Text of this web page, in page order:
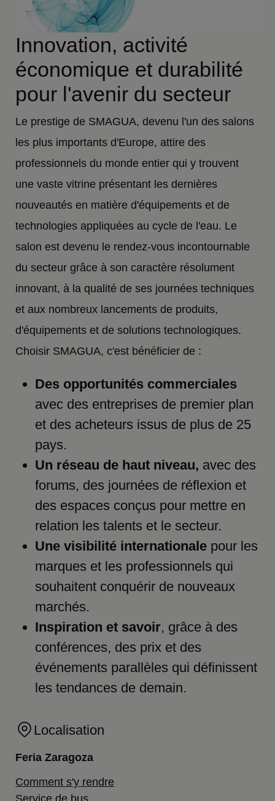
Innovation, activité
économique et durabilité
pour l'avenir du secteur
Le prestige de SMAGUA, devenu l'un des salons
les plus importants d'Europe, attire des
professionnels du monde entier qui y trouvent
une vaste vitrine présentant les dernières
nouveautés en matière d'équipements et de
technologies appliquées au cycle de l'eau. Le
salon est devenu le rendez-vous incontournable
du secteur grâce à son caractère résolument
innovant, à la qualité de ses journées techniques
et aux nombreux lancements de produits,
d'équipements et de solutions technologiques.
Choisir SMAGUA, c'est bénéficier de :
Des opportunités commerciales
avec des entreprises de premier plan
et des acheteurs issus de plus de 25
pays.
Un réseau de haut niveau, avec des
forums, des journées de réflexion et
des espaces conçus pour mettre en
relation les talents et le secteur.
Une visibilité internationale pour les
marques et les professionnels qui
souhaitent conquérir de nouveaux
marchés.
Inspiration et savoir, grâce à des
conférences, des prix et des
événements parallèles qui définissent
les tendances de demain.
Localisation
Feria Zaragoza
Comment s'y rendre
Service de bus